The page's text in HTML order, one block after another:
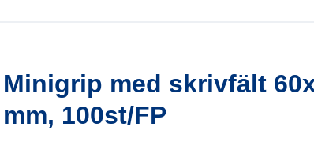
Minigrip med skrivfält
mm, 100st/FP